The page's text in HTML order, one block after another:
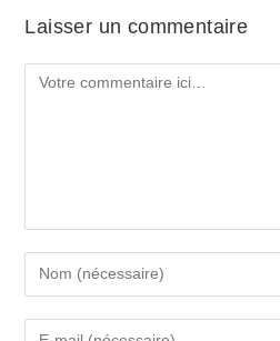
Laisser un commentaire
Comment
Enter
your
name
Enter